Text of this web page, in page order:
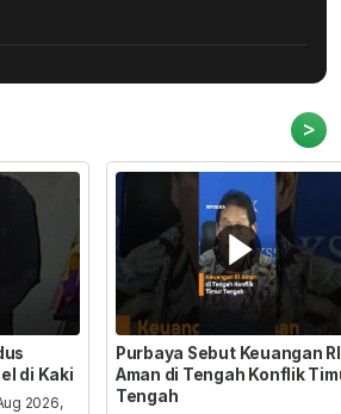
>
di Kaki
2026,
Purbaya Sebut Keuangan RI
Aman di Tengah Konflik
Tengah